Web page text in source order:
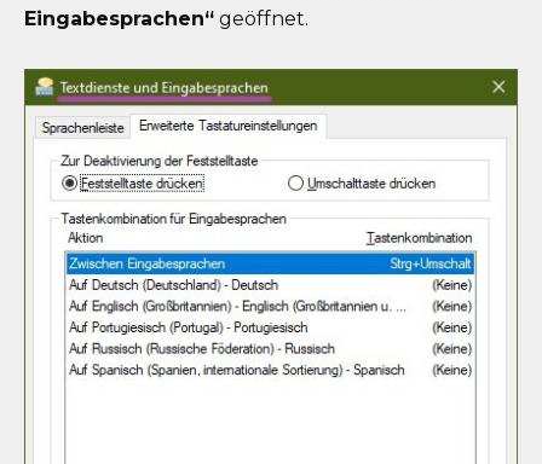
Eingabesprachen“ geöffnet.